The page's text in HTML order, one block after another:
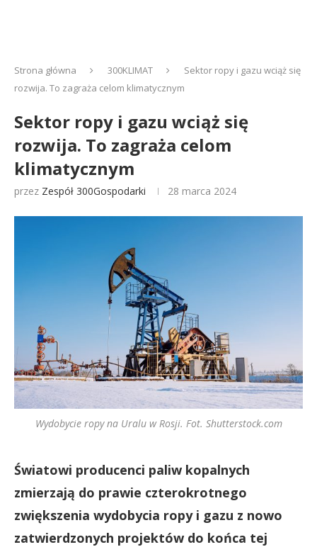
Strona główna 300KLIMAT
Sektor ropy i gazu wciąż się
rozwija. To zagraża celom klimatycznym
Sektor ropy i gazu wciąż się
rozwija. To zagraża celom
klimatycznym
przez Zespół 300Gospodarki 28 marca 2024
Wydobycie ropy na Uralu w Rosji. Fot. Shutterstock.com
Światowi producenci paliw kopalnych
zmierzają do prawie czterokrotnego
zwiększenia wydobycia ropy i gazu z nowo
zatwierdzonych projektów do końca tej